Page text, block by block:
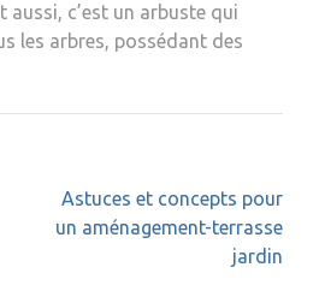
aussi, c’est un arbuste qui
les arbres, possédant des
Astuces et concepts pour
un aménagement-terrasse
jardin